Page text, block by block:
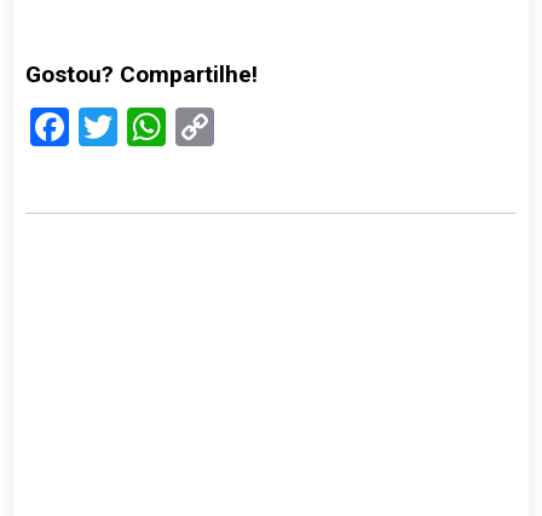
Gostou? Compartilhe!
Facebook
TwitterWhatsApp